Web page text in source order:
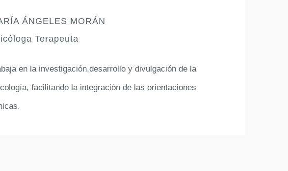
ÁNGELES MORÁN
Terapeuta
en la investigación,desarrollo y divulgación de la
facilitando la integración de las orientaciones